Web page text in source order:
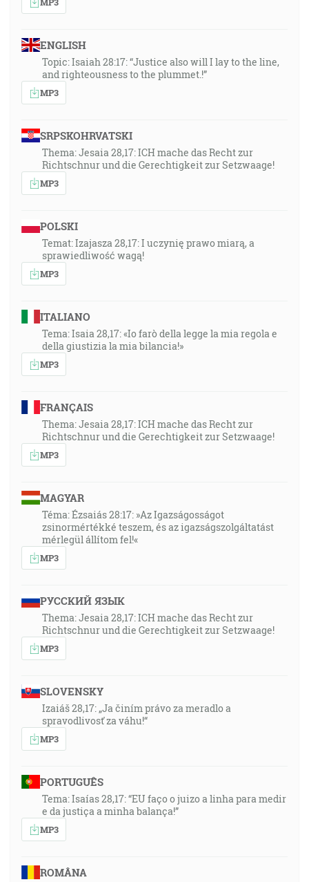
ENGLISH
Topic: Isaiah 28:17: “Justice also will I lay to the line,
and righteousness to the plummet.!”
MP3
SRPSKOHRVATSKI
Thema: Jesaia 28,17: ICH mache das Recht zur
Richtschnur und die Gerechtigkeit zur Setzwaage!
MP3
POLSKI
Temat: Izajasza 28,17: I uczynię prawo miarą, a
sprawiedliwość wagą!
MP3
ITALIANO
Tema: Isaia 28,17: «Io farò della legge la mia regola e
della giustizia la mia bilancia!»
MP3
FRANÇAIS
Thema: Jesaia 28,17: ICH mache das Recht zur
Richtschnur und die Gerechtigkeit zur Setzwaage!
MP3
MAGYAR
Téma: Ézsaiás 28:17: »Az Igazságosságot
zsinormértékké teszem, és az igazságszolgáltatást
mérlegül állítom fel!«
MP3
РУССКИЙ ЯЗЫК
Thema: Jesaia 28,17: ICH mache das Recht zur
Richtschnur und die Gerechtigkeit zur Setzwaage!
MP3
SLOVENSKY
Izaiáš 28,17: „Ja činím právo za meradlo a
spravodlivosť za váhu!“
MP3
PORTUGUÊS
Tema: Isaías 28,17: “EU faço o juizo a linha para medir
e da justiça a minha balança!”
MP3
ROMÂNA